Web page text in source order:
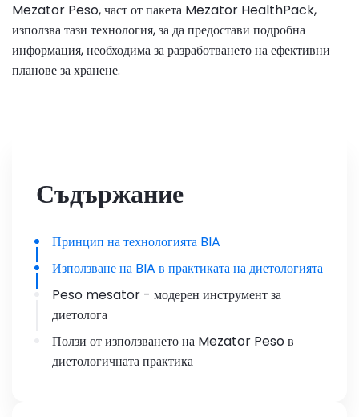
Mezator Peso, част от пакета Mezator HealthPack,
използва тази технология, за да предостави подробна
информация, необходима за разработването на ефективни
планове за хранене.
Съдържание
Принцип на технологията BIA
Използване на BIA в практиката на диетологията
Peso mesator - модерен инструмент за
диетолога
Ползи от използването на Mezator Peso в
диетологичната практика